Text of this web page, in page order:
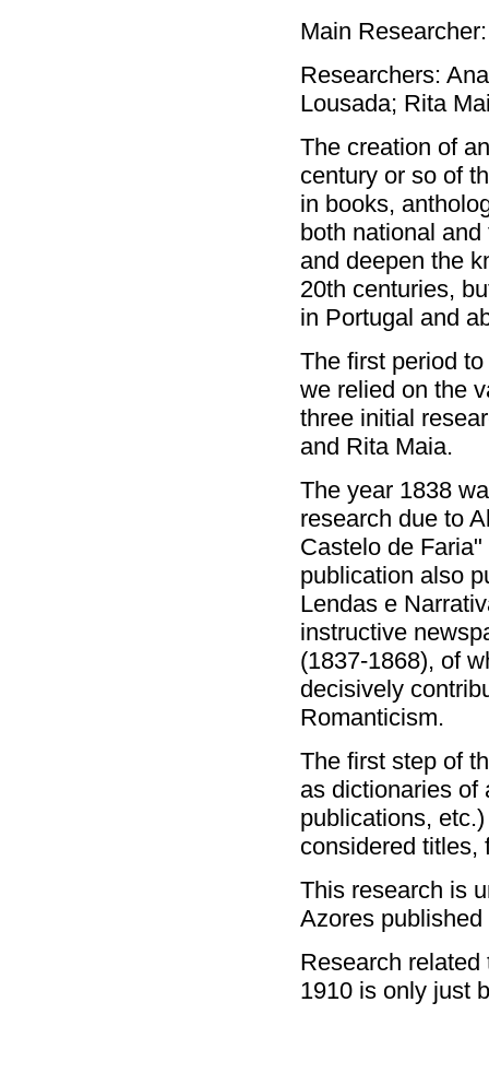
Main
Researchers:
Lousada; Rita
The creation of
century or so of
in books,
both national
and deepen the
20th centuries,
in Portugal and
The first period
we relied on the
three initial
and Rita Maia.
The year 1838
research due to
Castelo de
publication also
Lendas e
instructive
(1837-1868), of
decisively
Romanticism.
The first step of
as dictionaries of
publications,
considered titles,
This research is
Azores
Research
1910 is only just